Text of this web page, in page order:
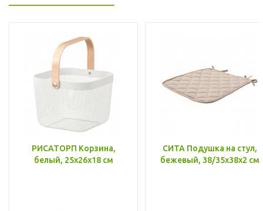
РИСАТОРП Корзина,
белый, 25x26x18 см
СИТА Подушка на стул,
бежевый, 38/35x38x2 см